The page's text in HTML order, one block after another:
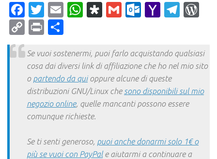
Facebook
Twitter
EmailWhatsApp
Diaspora
Gmail Yahoo
CopyPrint
Se vuoi sostenermi, puoi farlo acquistando qualsiasi
cosa dai diversi link di affiliazione che ho nel mio sito
o partendo da quioppure alcune di queste
distribuzioni GNU/Linux che sono disponibili sul mio
negozio online, quelle mancanti possono essere
comunque richieste.
Se ti senti generoso, puoi anche donarmi solo 1€ o
più se vuoi con PayPale aiutarmi a continuare a